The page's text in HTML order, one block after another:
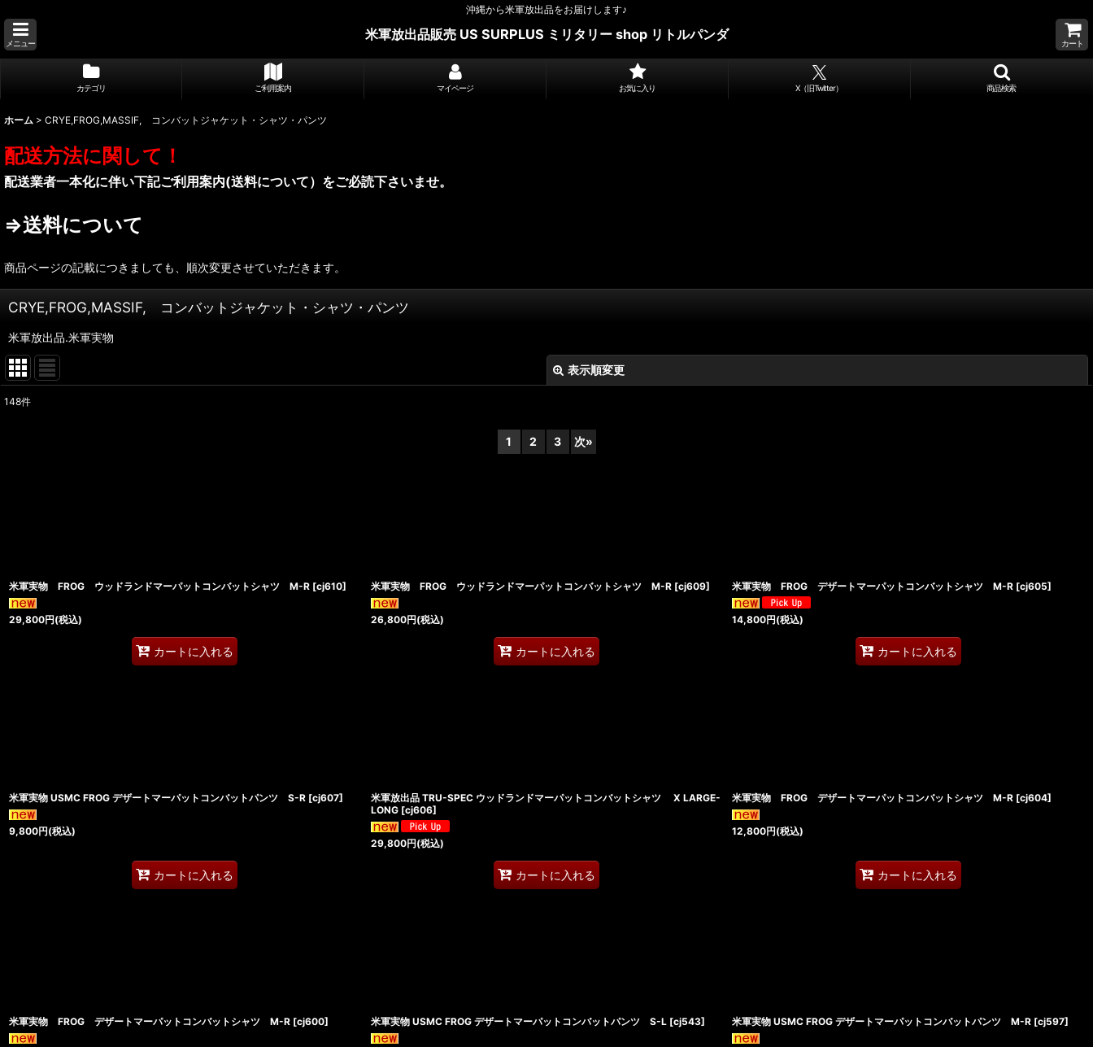
沖縄から米軍放出品をお届けします♪
メニュー
米軍放出品販売 US SURPLUS ミリタリー shop リトルパンダ
カート
カテゴリ ご利用案内 マイページ お気に入り X（旧Twitter） 商品検索
ホーム > CRYE,FROG,MASSIF, コンバットジャケット・シャツ・パンツ
配送方法に関して！
配送業者一本化に伴い下記ご利用案内(送料について）をご必読下さいませ。
⇒送料について
商品ページの記載につきましても、順次変更させていただきます。
CRYE,FROG,MASSIF, コンバットジャケット・シャツ・パンツ
米軍放出品.米軍実物
表示順変更
148件
1 2 3 次»
米軍実物 FROG ウッドランドマーパットコンバットシャツ M-R [cj610]
29,800円(税込)
カートに入れる
米軍実物 FROG ウッドランドマーパットコンバットシャツ M-R [cj609]
26,800円(税込)
カートに入れる
米軍実物 FROG デザートマーパットコンバットシャツ M-R [cj605]
14,800円(税込)
カートに入れる
米軍実物 USMC FROG デザートマーパットコンバットパンツ S-R [cj607]
9,800円(税込)
カートに入れる
米軍放出品 TRU-SPEC ウッドランドマーパットコンバットシャツ X LARGE-
LONG [cj606]
29,800円(税込)
カートに入れる
米軍実物 FROG デザートマーパットコンバットシャツ M-R [cj604]
12,800円(税込)
カートに入れる
米軍実物 FROG デザートマーパットコンバットシャツ M-R [cj600] 米軍実物 USMC FROG デザートマーパットコンバットパンツ S-L [cj543] 米軍実物 USMC FROG デザートマーパットコンバットパンツ M-R [cj597]